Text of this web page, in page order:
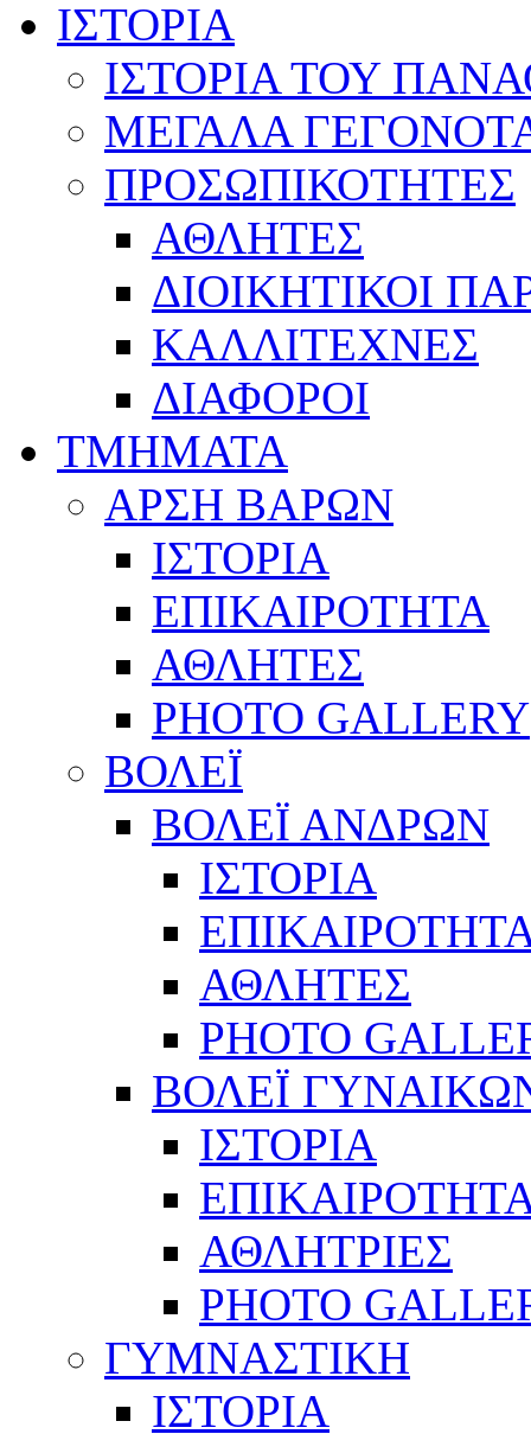
ΙΣΤΟΡΙΑ
ΙΣΤΟΡΙΑ ΤΟΥ
ΜΕΓΑΛΑ
ΠΡΟΣΩΠΙΚΟΤΗΤΕΣ
ΑΘΛΗΤΕΣ
ΔΙΟΙΚΗΤΙΚΟΙ
ΚΑΛΛΙΤΕΧΝΕΣ
ΔΙΑΦΟΡΟΙ
ΤΜΗΜΑΤΑ
ΑΡΣΗ ΒΑΡΩΝ
ΙΣΤΟΡΙΑ
ΕΠΙΚΑΙΡΟΤΗΤΑ
ΑΘΛΗΤΕΣ
PHOTO GALLERY
ΒΟΛΕΪ
ΒΟΛΕΪ ΑΝΔΡΩΝ
ΙΣΤΟΡΙΑ
ΑΘΛΗΤΕΣ
PHOTO
ΒΟΛΕΪ
ΙΣΤΟΡΙΑ
ΑΘΛΗΤΡΙΕΣ
PHOTO
ΓΥΜΝΑΣΤΙΚΗ
ΙΣΤΟΡΙΑ